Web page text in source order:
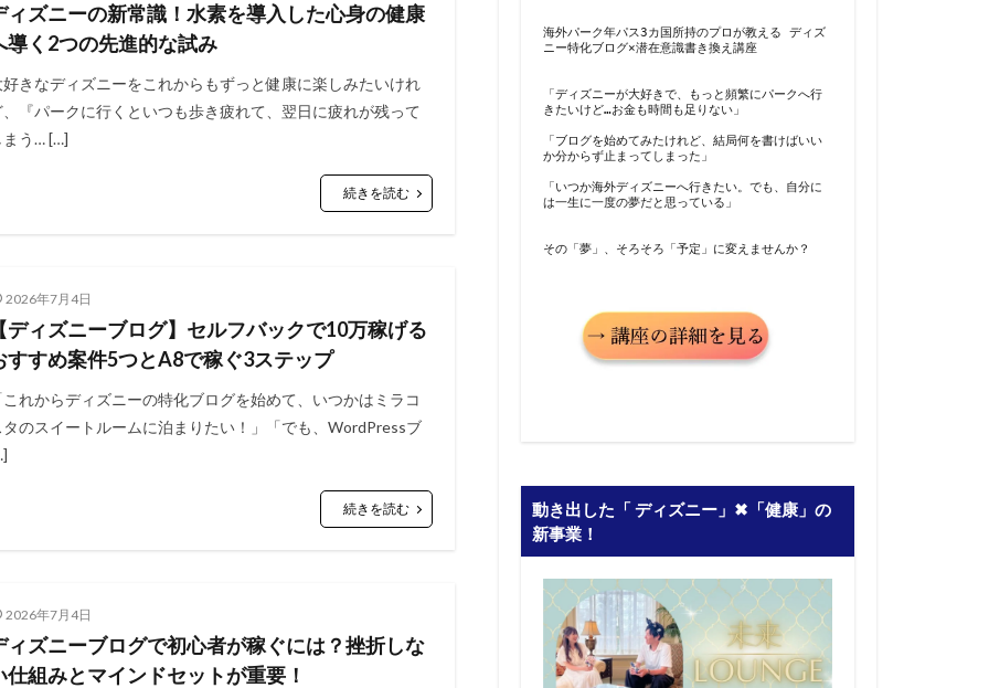
ィズニーの新常識！水素を導入した心身の健康
導く2つの先進的な試み
好きなディズニーをこれからもずっと健康に楽しみたいけれ
、『パークに行くといつも歩き疲れて、翌日に疲れが残って
まう… […]
続きを読む
2026年7月4日
ディズニーブログ】セルフバックで10万稼げる
すすめ案件5つとA8で稼ぐ3ステップ
これからディズニーの特化ブログを始めて、いつかはミラコ
タのスイートルームに泊まりたい！」「でも、WordPressブ
続きを読む
2026年7月4日
ィズニーブログで初心者が稼ぐには？挫折しな
仕組みとマインドセットが重要！
海外パーク年パス3カ国所持のプロが教える ディズ
ニー特化ブログ×潜在意識書き換え講座
「ディズニーが大好きで、もっと頻繁にパークへ行
きたいけど…お金も時間も足りない」
「ブログを始めてみたけれど、結局何を書けばいい
か分からず止まってしまった」
「いつか海外ディズニーへ行きたい。でも、自分に
は一生に一度の夢だと思っている」
その「夢」、そろそろ「予定」に変えませんか？
動き出した「 ディズニー」✖︎「健康」の
新事業！